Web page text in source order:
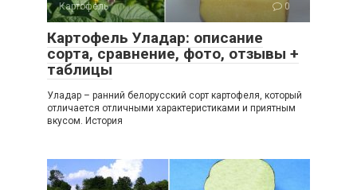
Картофель 0
Картофель Уладар: описание
сорта, сравнение, фото, отзывы +
таблицы
Уладар – ранний белорусский сорт картофеля, который
отличается отличными характеристиками и приятным
вкусом. История